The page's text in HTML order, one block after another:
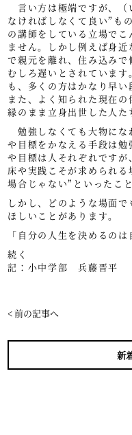
言い方は極端ですが、（
なければしなくて良い”も
の講師をしている立場で
ません。しかし例えば身
で親元を離れ、住み込み
むしろ遅いとされていま
も、多くの方はかなり早い
また、よく知られた現在
縁のまま立身出世した人た
勉強しなくても大物にな
や目標をかなえる手段は
や目標は人それぞれです
床や実践こそが求められ
場合じゃない”といったこ
しかし、どのような場面
ほしいことがあります。
「自分の人生を決めるの
続く
記：小中学部 兵藤晋平
< 前の記事へ
新